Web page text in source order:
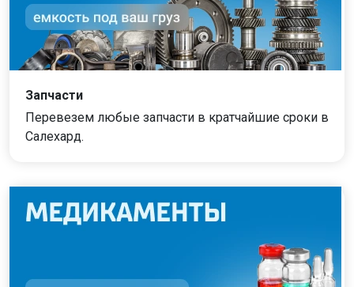
Запчасти
Перевезем любые запчасти в кратчайшие сроки в
Салехард.